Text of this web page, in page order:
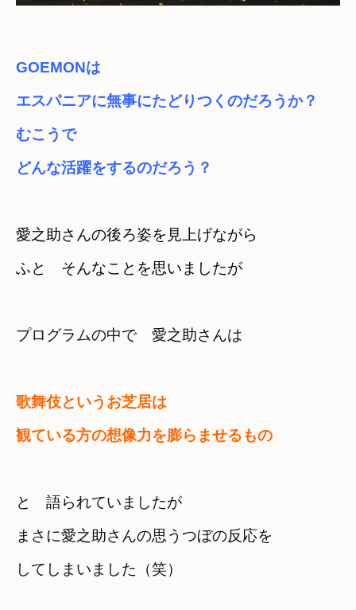
GOEMONは
エスパニアに無事にたどりつくのだろうか？
むこうで
どんな活躍をするのだろう？
愛之助さんの後ろ姿を見上げながら
ふと　そんなことを思いましたが
プログラムの中で　愛之助さんは
歌舞伎というお芝居は
観ている方の想像力を膨らませるもの
と　語られていましたが
まさに愛之助さんの思うつぼの反応を
してしまいました（笑）